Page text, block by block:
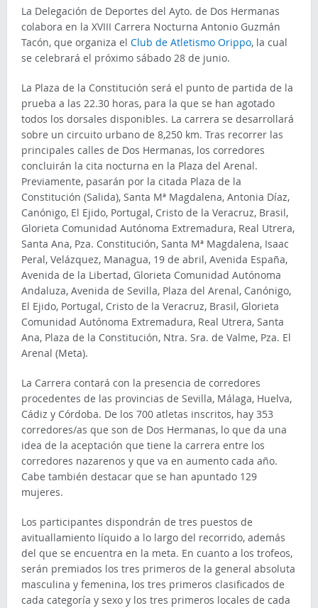
La Delegación de Deportes del Ayto. de Dos Hermanas
colabora en la XVIII Carrera Nocturna Antonio Guzmán
Tacón, que organiza el Club de Atletismo Orippo, la cual
se celebrará el próximo sábado 28 de junio.
La Plaza de la Constitución será el punto de partida de la
prueba a las 22.30 horas, para la que se han agotado
todos los dorsales disponibles. La carrera se desarrollará
sobre un circuito urbano de 8,250 km. Tras recorrer las
principales calles de Dos Hermanas, los corredores
concluirán la cita nocturna en la Plaza del Arenal.
Previamente, pasarán por la citada Plaza de la
Constitución (Salida), Santa Mª Magdalena, Antonia Díaz,
Canónigo, El Ejido, Portugal, Cristo de la Veracruz, Brasil,
Glorieta Comunidad Autónoma Extremadura, Real Utrera,
Santa Ana, Pza. Constitución, Santa Mª Magdalena, Isaac
Peral, Velázquez, Managua, 19 de abril, Avenida España,
Avenida de la Libertad, Glorieta Comunidad Autónoma
Andaluza, Avenida de Sevilla, Plaza del Arenal, Canónigo,
El Ejido, Portugal, Cristo de la Veracruz, Brasil, Glorieta
Comunidad Autónoma Extremadura, Real Utrera, Santa
Ana, Plaza de la Constitución, Ntra. Sra. de Valme, Pza. El
Arenal (Meta).
La Carrera contará con la presencia de corredores
procedentes de las provincias de Sevilla, Málaga, Huelva,
Cádiz y Córdoba. De los 700 atletas inscritos, hay 353
corredores/as que son de Dos Hermanas, lo que da una
idea de la aceptación que tiene la carrera entre los
corredores nazarenos y que va en aumento cada año.
Cabe también destacar que se han apuntado 129
mujeres.
Los participantes dispondrán de tres puestos de
avituallamiento líquido a lo largo del recorrido, además
del que se encuentra en la meta. En cuanto a los trofeos,
serán premiados los tres primeros de la general absoluta
masculina y femenina, los tres primeros clasificados de
cada categoría y sexo y los tres primeros locales de cada